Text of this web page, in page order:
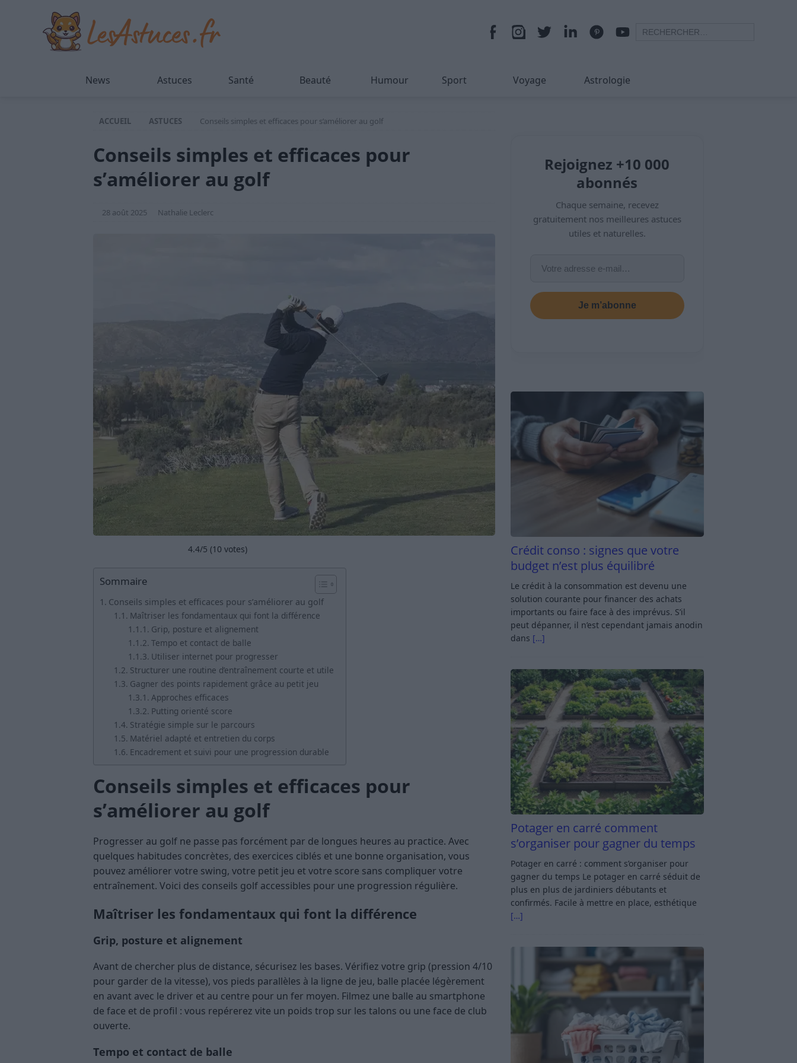
News Astuces Santé Beauté Humour Sport Voyage Astrologie
ACCUEIL ASTUCES Conseils simples et efficaces pour s’améliorer au golf
Conseils simples et efficaces pour
s’améliorer au golf
28 août 2025 Nathalie Leclerc
4.4/5 (10 votes)
Sommaire
Conseils simples et efficaces pour s’améliorer au golf
Maîtriser les fondamentaux qui font la différence
Grip, posture et alignement
Tempo et contact de balle
Utiliser internet pour progresser
Structurer une routine d’entraînement courte et utile
Gagner des points rapidement grâce au petit jeu
Approches efficaces
Putting orienté score
Stratégie simple sur le parcours
Matériel adapté et entretien du corps
Encadrement et suivi pour une progression durable
Conseils simples et efficaces pour
s’améliorer au golf
Progresser au golf ne passe pas forcément par de longues heures au practice. Avec
quelques habitudes concrètes, des exercices ciblés et une bonne organisation, vous
pouvez améliorer votre swing, votre petit jeu et votre score sans compliquer votre
entraînement. Voici des conseils golf accessibles pour une progression régulière.
Maîtriser les fondamentaux qui font la différence
Grip, posture et alignement
Avant de chercher plus de distance, sécurisez les bases. Vérifiez votre grip (pression 4/10
pour garder de la vitesse), vos pieds parallèles à la ligne de jeu, balle placée légèrement
en avant avec le driver et au centre pour un fer moyen. Filmez une balle au smartphone
de face et de profil : vous repérerez vite un poids trop sur les talons ou une face de club
ouverte.
Tempo et contact de balle
Rejoignez +10 000
abonnés
Chaque semaine, recevez
gratuitement nos meilleures astuces
utiles et naturelles.
Je m’abonne
Crédit conso : signes que votre
budget n’est plus équilibré
Le crédit à la consommation est devenu une
solution courante pour financer des achats
importants ou faire face à des imprévus. S’il
peut dépanner, il n’est cependant jamais anodin
dans […]
Potager en carré comment
s’organiser pour gagner du temps
Potager en carré : comment s’organiser pour
gagner du temps Le potager en carré séduit de
plus en plus de jardiniers débutants et
confirmés. Facile à mettre en place, esthétique
[…]